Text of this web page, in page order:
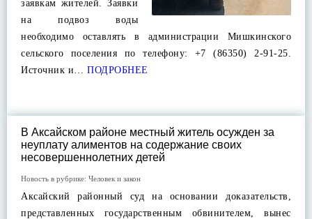
заявкам жителей. Заявки
на подвоз воды
необходимо оставлять в администрации Мишкинского
сельского поселения по телефону: +7 (86350) 2-91-25.
Источник и… ПОДРОБНЕЕ
В Аксайском районе местный житель осужден за
неуплату алиментов на содержание своих
несовершеннолетних детей
Новость в рубрике: Человек и закон
Аксайский районный суд на основании доказательств,
представленных государственным обвинителем, вынес